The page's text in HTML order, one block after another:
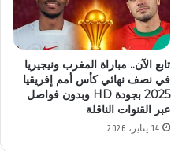
تابع الآن.. مباراة المغرب ونيجيريا
في نصف نهائي كأس أمم إفريقيا
2025 بجودة HD وبدون فواصل
عبر القنوات الناقلة
14 يناير، 2026